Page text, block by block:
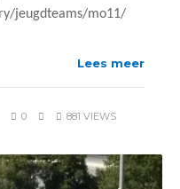
jeugdteams/mo11/
Lees meer
0 881 VIEWS